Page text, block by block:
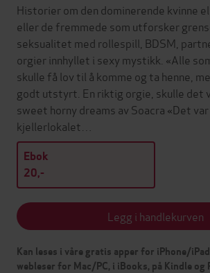
Historier om den dominerende kvinne
eller de fremmede som utforsker
seksualitet med rollespill, BDSM,
orgier innhyllet i sexy mystikk. «Alle
skulle få lov til å komme og ta henne,
godt utstyrt. En riktig orgie, skulle det
sweet horny dreams av Soacra «Det
kjellerlokalet…
Ebok
20,-
Legg i handlekurven
Kan leses i våre gratis apper for iPhone/
webleser for Mac/PC, i iBooks, på Kindle og